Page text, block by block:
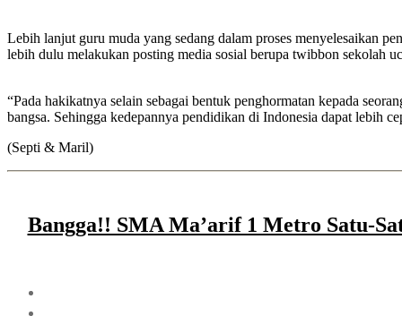
Lebih lanjut guru muda yang sedang dalam proses menyelesaikan
lebih dulu melakukan posting media sosial berupa twibbon sekolah
“Pada hakikatnya selain sebagai bentuk penghormatan kepada
bangsa. Sehingga kedepannya pendidikan di Indonesia dapat lebih
(Septi & Maril)
Bangga!! SMA Ma’arif 1 Metro Satu-